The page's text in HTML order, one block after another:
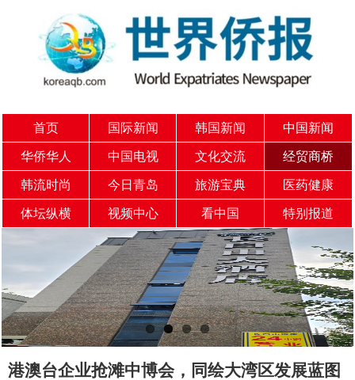
首页 国际新闻 韩国新闻 中国新闻
华侨华人 中国电视 文化交流 经贸商桥
韩流时尚 今日青岛 旅游宝典 医药健康
体坛纵横 视频中心 看中国 特别报道
港澳台企业抢滩中博会，同绘大湾区发展蓝图​​